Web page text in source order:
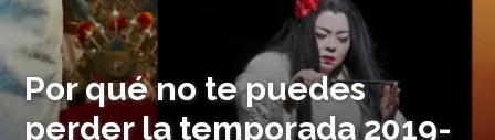
Por qué no te puedes
perder la temporada 2019-